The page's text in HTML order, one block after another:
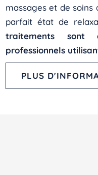
massages et de
parfait état de
traitements sont
professionnels
PLUS